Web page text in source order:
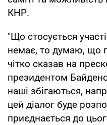
КНР.
"Що стосується
немає, то думаю, що
чітко сказав на
президентом
наші збігаються,
цей діалог буде
приєднається до